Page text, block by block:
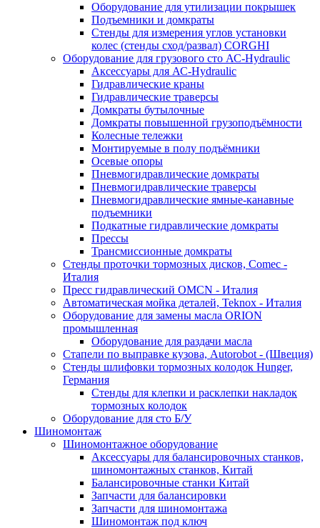
Оборудование для утилизации покрышек
Подъемники и домкраты
Стенды для измерения углов установки
колес (стенды сход/развал) CORGHI
Оборудование для грузового сто АС-Hydraulic
Аксессуары для АС-Hydraulic
Гидравлические краны
Гидравлические траверсы
Домкраты бутылочные
Домкраты повышенной грузоподъёмности
Колесные тележки
Монтируемые в полу подъёмники
Осевые опоры
Пневмогидравлические домкраты
Пневмогидравлические траверсы
Пневмогидравлические ямные-канавные
подъемники
Подкатные гидравлические домкраты
Прессы
Трансмиссионные домкраты
Стенды проточки тормозных дисков, Comec -
Италия
Пресс гидравлический OMCN - Италия
Автоматическая мойка деталей, Teknox - Италия
Оборудование для замены масла ORION
промышленная
Оборудование для раздачи масла
Стапели по выправке кузова, Autorobot - (Швеция)
Стенды шлифовки тормозных колодок Hunger,
Германия
Стенды для клепки и расклепки накладок
тормозных колодок
Оборудование для сто Б/У
Шиномонтаж
Шиномонтажное оборудование
Аксессуары для балансировочных станков,
шиномонтажных станков, Китай
Балансировочные станки Китай
Запчасти для балансировки
Запчасти для шиномонтажа
Шиномонтаж под ключ